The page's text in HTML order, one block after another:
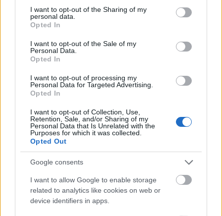
not limited to your visit or usage behaviour. You may click to
grant or deny consent to Google and its third-party tags to
use your data for below specified purposes in below Google
consent section.
I want to opt-out of the Sharing of my
personal data.
Opted In
I want to opt-out of the Sale of my
Personal Data.
Opted In
I want to opt-out of processing my
Personal Data for Targeted Advertising.
Opted In
I want to opt-out of Collection, Use,
Retention, Sale, and/or Sharing of my
Personal Data that Is Unrelated with the
Purposes for which it was collected.
Opted Out
Google consents
I want to allow Google to enable storage
related to analytics like cookies on web or
device identifiers in apps.
Poprawne użycie
Powinniśmy (byli) coś napisać o odmianie
Brakuje nam kiermaszy?
Ciekawostki
kłamać— O świadomości
lakoniczny
— Pochodzenie nazwyVOD
Mogą Cię zainteresować również hasła
szóstoklasista